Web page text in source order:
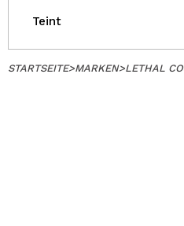
Teint
STARTSEITE>MARKEN>LETHAL